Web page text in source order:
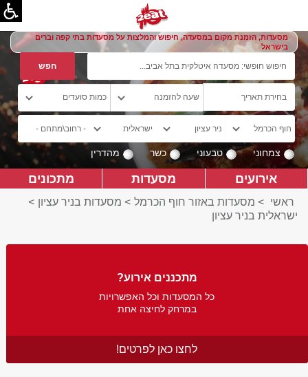
מסעדות, הזמנת מקום במסעדה, חיפוש והמלצות על מסעדות בתי קפה וברים
בישראל
צמחוני טבעוני כשר מהדרין
אירועים מסעדות מתכונים
ראשי > מסעדות באזור חוף הכרמל > מסעדות בניר עציון >
ישראלית בניר עציון
מתכננים אירוע?
כל המסעדות וכל האפשרויות
במרחק לחיצה אחת
לחצו כאן לפרטים!